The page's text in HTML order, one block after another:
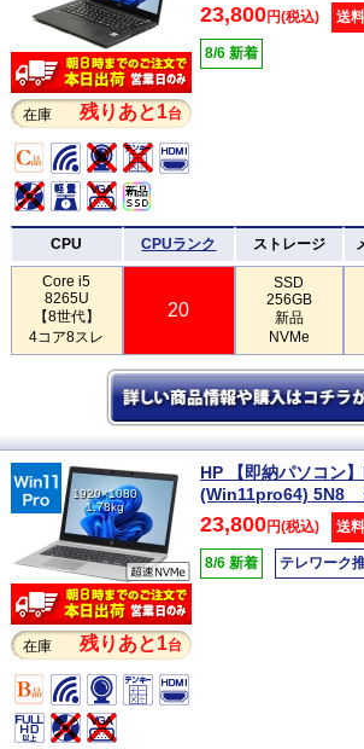
在庫 残りあと1台
23,800円(税込) 送
8/6 新着
CPU CPUランク ストレージ
Core i5
8265U
【8世代】
4コア8スレ
20
SSD
256GB
新品
NVMe
1920×1080
1.78kg
在庫 残りあと1台
HP 【即納パソコン
(Win11pro64) 5N8
23,800円(税込) 送
8/6 新着 テレワーク